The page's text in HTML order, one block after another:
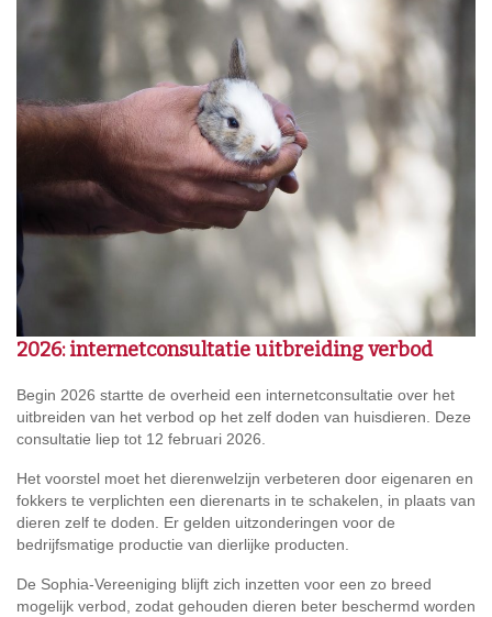
2026: internetconsultatie uitbreiding verbod
Begin 2026 startte de overheid een internetconsultatie over het
uitbreiden van het verbod op het zelf doden van huisdieren. Deze
consultatie liep tot 12 februari 2026.
Het voorstel moet het dierenwelzijn verbeteren door eigenaren en
fokkers te verplichten een dierenarts in te schakelen, in plaats van
dieren zelf te doden. Er gelden uitzonderingen voor de
bedrijfsmatige productie van dierlijke producten.
De Sophia-Vereeniging blijft zich inzetten voor een zo breed
mogelijk verbod, zodat gehouden dieren beter beschermd worden